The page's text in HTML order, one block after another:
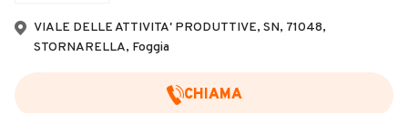
VIALE DELLE ATTIVITA' PRODUTTIVE, SN, 71048,
STORNARELLA, Foggia
CHIAMA